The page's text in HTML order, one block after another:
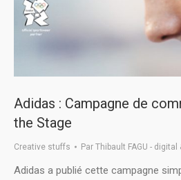
Adidas : Campagne de
the Stage
Creative stuffs Par Thibault FAGU - digital
Adidas a publié cette campagne